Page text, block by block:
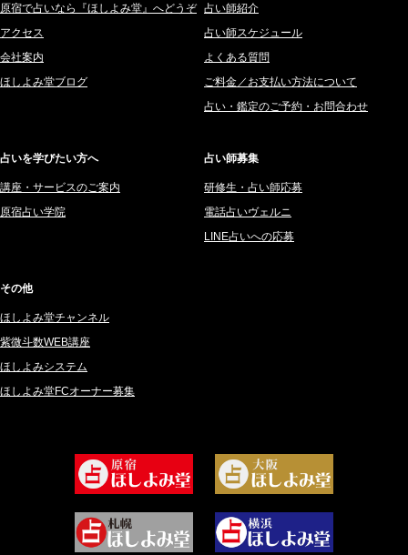
鯖ノ実 ソニン (19)
愛音ソナタ (16)
紫村 明世 (34)
桜望巴千 (270)
綺咲みゆき (22)
比呂 酒井 (59)
ロザリン (157)
坂宮 鈴果 (82)
尾羽奈美海 (95)
藻那ムール (2)
2025年10月 (242)
2025年9月 (196)
2025年8月 (182)
2025年7月 (192)
2024年12月 (57)
2024年11月 (38)
2024年10月 (36)
2024年9月 (39)
2024年8月 (45)
2024年5月 (92)
2024年3月 (49)
原宿で占いなら『ほしよみ堂』へどうぞ
アクセス
会社案内
ほしよみ堂ブログ
占い師紹介
占い師スケジュール
よくある質問
ご料金／お支払い方法について
占い・鑑定のご予約・お問合わせ
占いを学びたい方へ
講座・サービスのご案内
原宿占い学院
占い師募集
研修生・占い師応募
電話占いヴェルニ
LINE占いへの応募
その他
ほしよみ堂チャンネル
紫微斗数WEB講座
ほしよみシステム
ほしよみ堂FCオーナー募集